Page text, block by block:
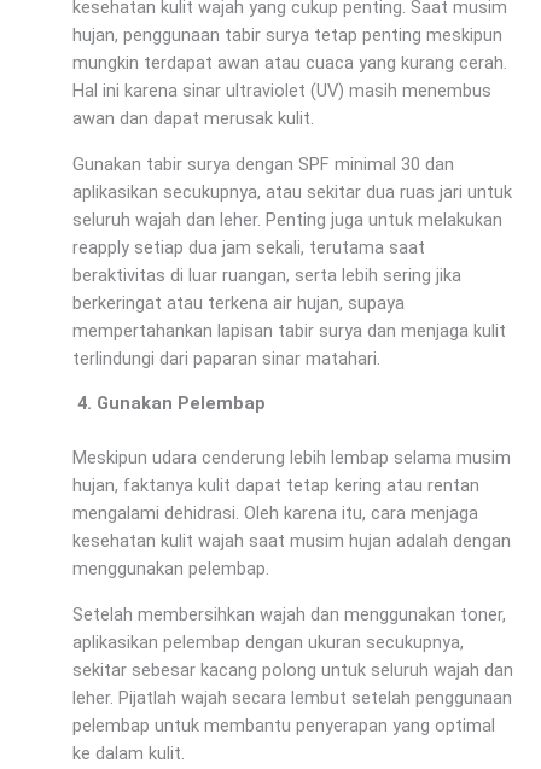
kesehatan kulit wajah yang cukup penting. Saat musim
hujan, penggunaan tabir surya tetap penting meskipun
mungkin terdapat awan atau cuaca yang kurang cerah.
Hal ini karena sinar ultraviolet (UV) masih menembus
awan dan dapat merusak kulit.
Gunakan tabir surya dengan SPF minimal 30 dan
aplikasikan secukupnya, atau sekitar dua ruas jari untuk
seluruh wajah dan leher. Penting juga untuk melakukan
reapply setiap dua jam sekali, terutama saat
beraktivitas di luar ruangan, serta lebih sering jika
berkeringat atau terkena air hujan, supaya
mempertahankan lapisan tabir surya dan menjaga kulit
terlindungi dari paparan sinar matahari.
Gunakan Pelembap
Meskipun udara cenderung lebih lembap selama musim
hujan, faktanya kulit dapat tetap kering atau rentan
mengalami dehidrasi. Oleh karena itu, cara menjaga
kesehatan kulit wajah saat musim hujan adalah dengan
menggunakan pelembap.
Setelah membersihkan wajah dan menggunakan toner,
aplikasikan pelembap dengan ukuran secukupnya,
sekitar sebesar kacang polong untuk seluruh wajah dan
leher. Pijatlah wajah secara lembut setelah penggunaan
pelembap untuk membantu penyerapan yang optimal
ke dalam kulit.